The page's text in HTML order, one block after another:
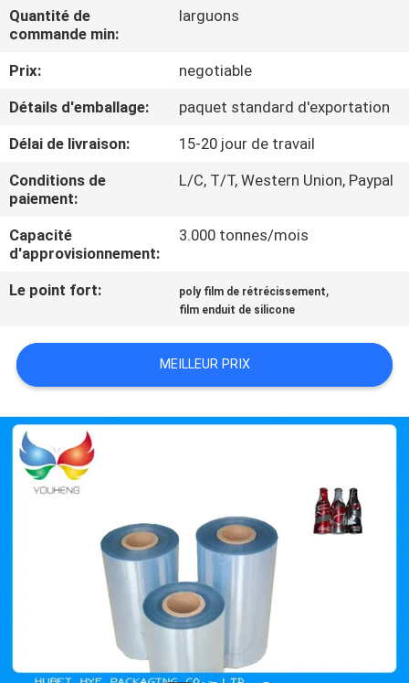
VISITE
D'USINE
CONTRÔLE
DE
QUALITÉ
CONTACTEZ-
NOUS
DEMANDEZ
CITATION
PLAN
POLITIQUE
Quantité de
commande min:
larguons
Prix:
negotiable
Détails d'emballage:
paquet standard d'exportation
Délai de livraison:
15-20 jour de travail
Conditions de
paiement:
L/C, T/T, Western Union, Paypal
Capacité
d'approvisionnement:
3.000 tonnes/mois
Le point fort: poly film de rétrécissement,
film enduit de silicone
MEILLEUR PRIX